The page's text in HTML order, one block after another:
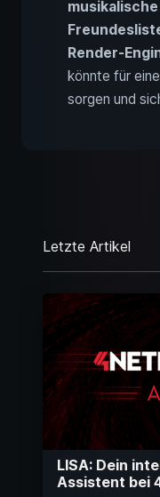
Render-
könnte für
sorgen und
Letzte Artikel
LISA: Dein
Assistent bei